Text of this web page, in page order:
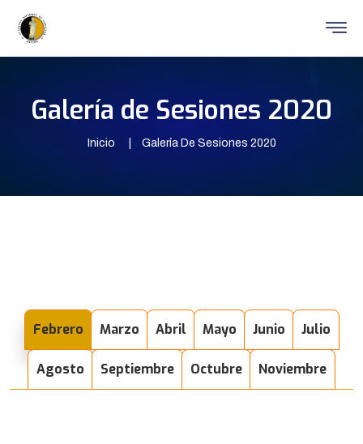
Galería de Sesiones 2020
Inicio Galería De Sesiones 2020
Febrero Marzo Abril Mayo Junio Julio
Agosto Septiembre Octubre Noviembre